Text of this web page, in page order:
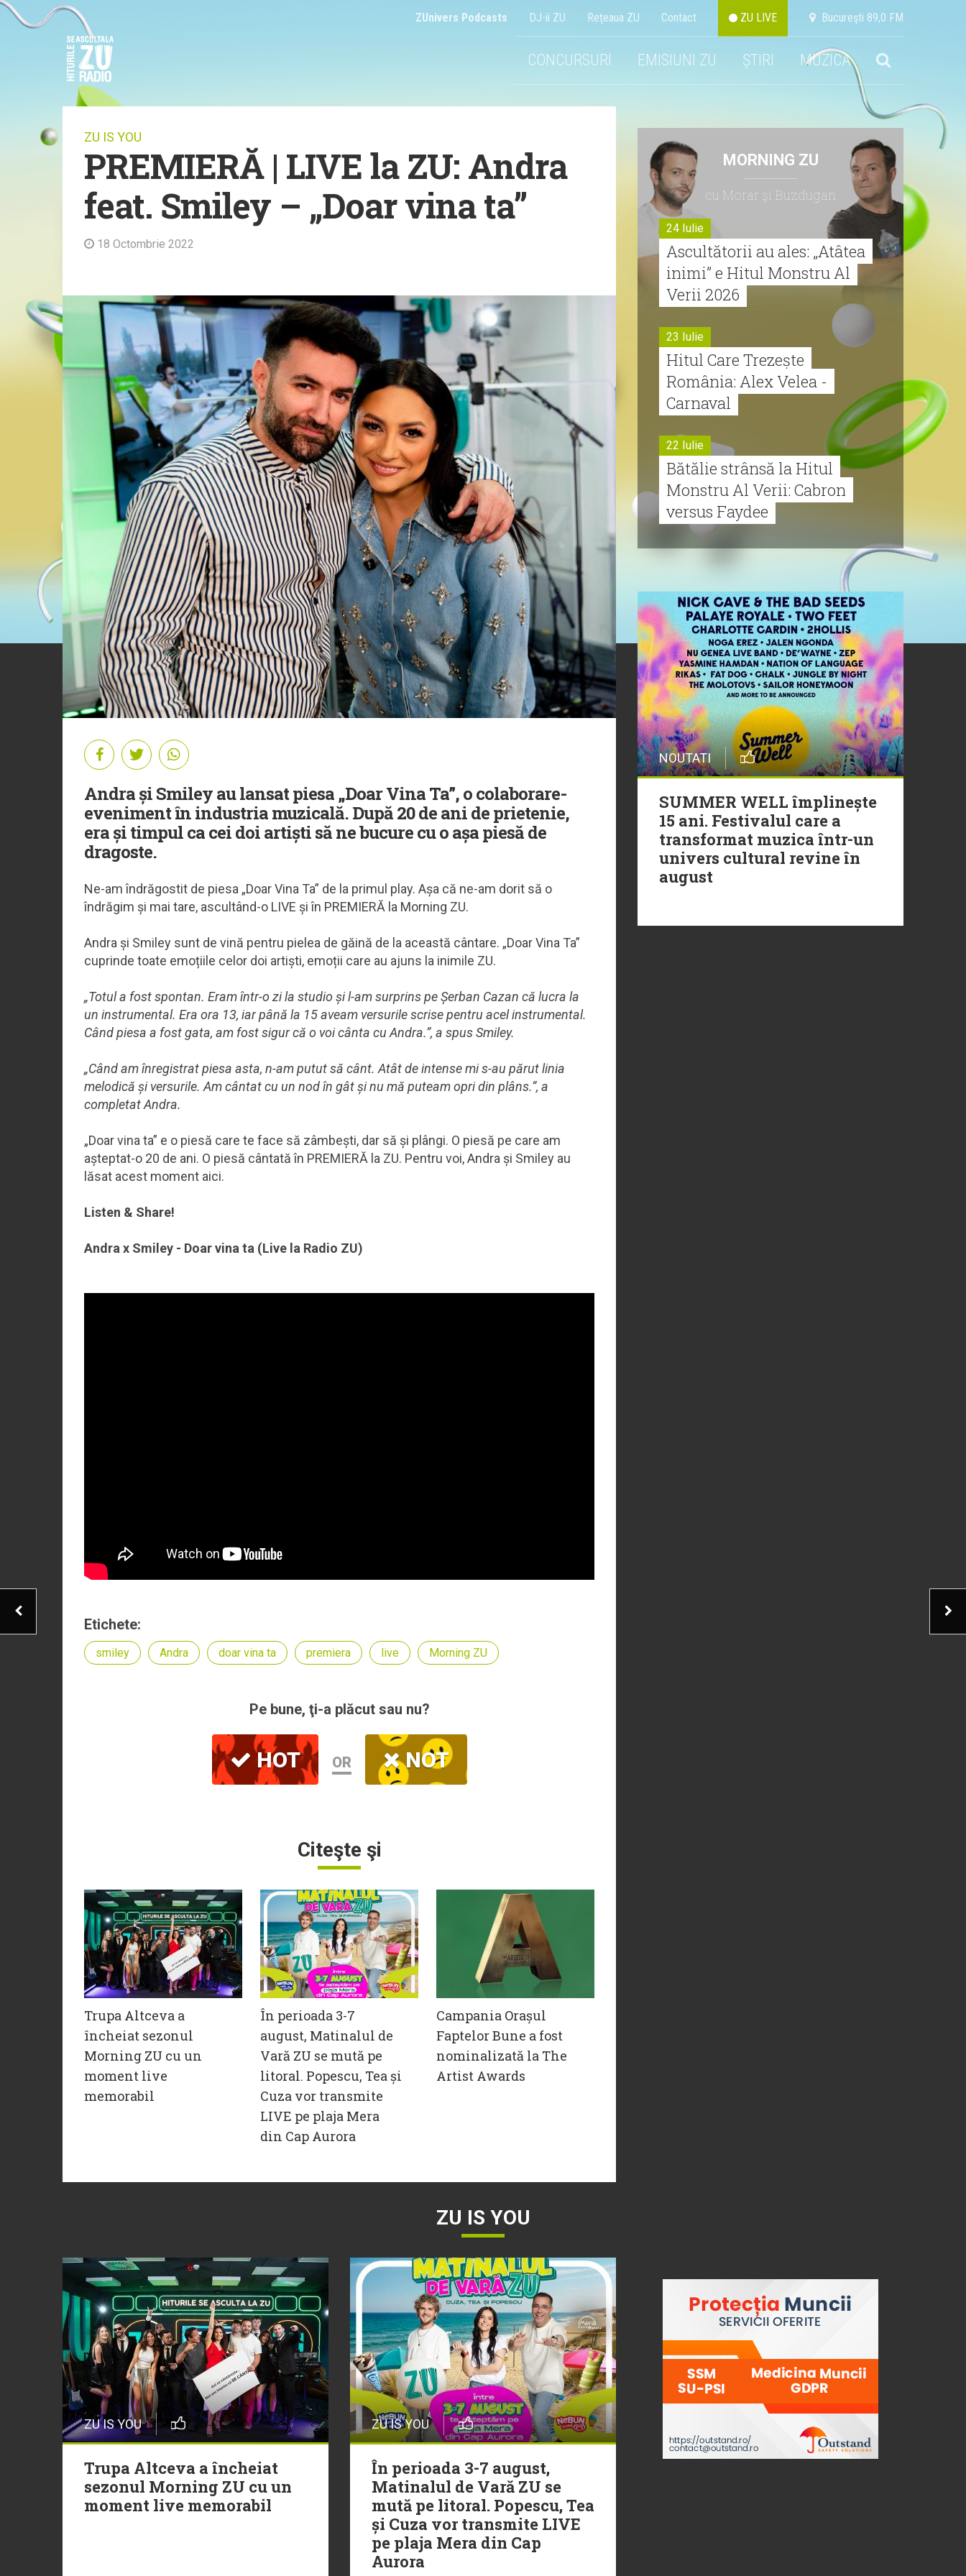
ZUnivers Podcasts DJ-ii ZU Reţeaua ZU Contact ZU LIVE Bucureşti 89,0 FM
CONCURSURI EMISIUNI ZU ȘTIRI MUZICA
ZU IS YOU
PREMIERĂ | LIVE la ZU: Andra
feat. Smiley – „Doar vina ta”
18 Octombrie 2022
Andra și Smiley au lansat piesa „Doar Vina Ta”, o colaborare-
eveniment în industria muzicală. După 20 de ani de prietenie,
era și timpul ca cei doi artiști să ne bucure cu o așa piesă de
dragoste.
Ne-am îndrăgostit de piesa „Doar Vina Ta” de la primul play. Așa că ne-am dorit să o
îndrăgim și mai tare, ascultând-o LIVE și în PREMIERĂ la Morning ZU.
Andra și Smiley sunt de vină pentru pielea de găină de la această cântare. „Doar Vina Ta”
cuprinde toate emoțiile celor doi artiști, emoții care au ajuns la inimile ZU.
„Totul a fost spontan. Eram într-o zi la studio și l-am surprins pe Șerban Cazan că lucra la
un instrumental. Era ora 13, iar până la 15 aveam versurile scrise pentru acel instrumental.
Când piesa a fost gata, am fost sigur că o voi cânta cu Andra.”, a spus Smiley.
„Când am înregistrat piesa asta, n-am putut să cânt. Atât de intense mi s-au părut linia
melodică și versurile. Am cântat cu un nod în gât și nu mă puteam opri din plâns.”, a
completat Andra.
„Doar vina ta” e o piesă care te face să zâmbești, dar să și plângi. O piesă pe care am
așteptat-o 20 de ani. O piesă cântată în PREMIERĂ la ZU. Pentru voi, Andra și Smiley au
lăsat acest moment aici.
Listen & Share!
Andra x Smiley - Doar vina ta (Live la Radio ZU)
Etichete:
smiley Andra doar vina ta premiera live Morning ZU
Pe bune, ţi-a plăcut sau nu?
HOT OR NOT
Citeşte şi
Trupa Altceva a
încheiat sezonul
Morning ZU cu un
moment live
memorabil
În perioada 3-7
august, Matinalul de
Vară ZU se mută pe
litoral. Popescu, Tea și
Cuza vor transmite
LIVE pe plaja Mera
din Cap Aurora
Campania Orașul
Faptelor Bune a fost
nominalizată la The
Artist Awards
MORNING ZU
cu Morar şi Buzdugan
24 Iulie
Ascultătorii au ales: „Atâtea
inimi” e Hitul Monstru Al
Verii 2026
23 Iulie
Hitul Care Trezește
România: Alex Velea -
Carnaval
22 Iulie
Bătălie strânsă la Hitul
Monstru Al Verii: Cabron
versus Faydee
21 Iulie
Cabron vine cu Hitul
Monstru al Verii
20 Iulie
Episod nou | Muzica Aia x
DJ Christian Thomson
20 Iulie
Torpedoul lui Morar: Theo
Rose - „Ceai lângă tine”
NOUTATI
SUMMER WELL împlinește
15 ani. Festivalul care a
transformat muzica într-un
univers cultural revine în
august
ZU IS YOU
ZU IS YOU
Trupa Altceva a încheiat
sezonul Morning ZU cu un
moment live memorabil
ZU IS YOU
În perioada 3-7 august,
Matinalul de Vară ZU se
mută pe litoral. Popescu, Tea
și Cuza vor transmite LIVE
pe plaja Mera din Cap
Aurora